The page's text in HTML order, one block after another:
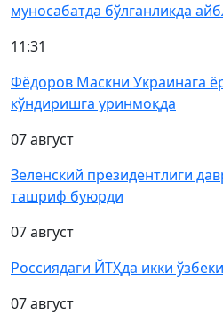
муносабатда бўлганликда
11:31
Фёдоров Маскни Украинага
кўндиришга уринмоқда
07 август
Зеленский президентлиги
ташриф буюрди
07 август
Россиядаги ЙТҲда икки
07 август